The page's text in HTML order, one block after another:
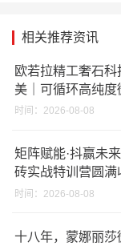
相关推荐资讯
欧若拉精工奢石科
美｜可循环高纯度
义高端奢石原料
时间：2026-08-08
矩阵赋能·抖赢未
砖实战特训营圆满
时间：2026-08-08
十八年，蒙娜丽莎